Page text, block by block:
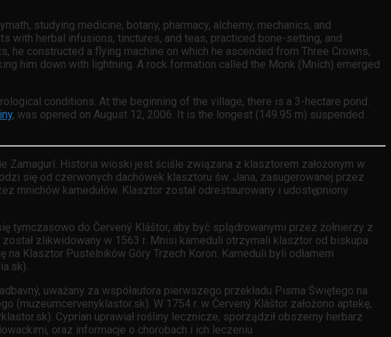
studying medicine, botany, pharmacy, alchemy, mechanics, and
with herbal infusions, tinctures, and teas, practiced bone-setting, and
constructed a flying machine on which he ascended from Three Crowns,
him down with lightning. A rock formation called the Monk (Mních) emerged
conditions. At the beginning of the village, there is a 3-hectare pond.
, was opened on August 12, 2006. It is the longest (149.95 m) suspended
Zamagurí. Historia wioski jest ściśle związana z klasztorem założonym w
się od czerwonych dachówek klasztoru św. Jana, zasugerowanej przez
mnichów kamedułów. Klasztor został odrestaurowany i udostępniony
tymczasowo do Červený Kláštor, aby być splądrowanymi przez żołnierzy z
zlikwidowany w 1563 r. Mnisi kameduli otrzymali klasztor od biskupa
Klasztor Pustelników Góry Trzech Koron. Kameduli byli odłamem
uważany za współautora pierwszego przekładu Pisma Świętego na
(muzeumcervenyklastor.sk). W 1754 r. w Červený Kláštor założono aptekę,
Cyprian uprawiał rośliny lecznicze, sporządził obszerny herbarz
oraz informacje o chorobach i ich leczeniu